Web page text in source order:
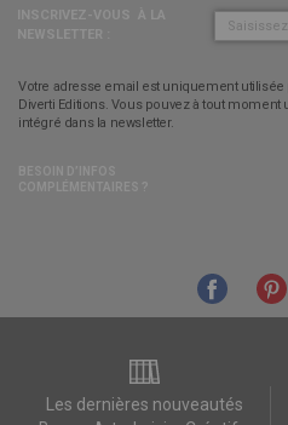
Votre adresse email est uniquement utilisée
Diverti Editions. Vous pouvez à tout
intégré dans la newsletter.
Les dernières nouveautés